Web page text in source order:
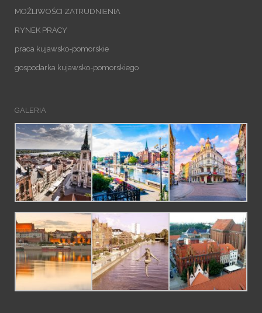
MOŻLIWOŚCI ZATRUDNIENIA
RYNEK PRACY
praca kujawsko-pomorskie
gospodarka kujawsko-pomorskiego
GALERIA